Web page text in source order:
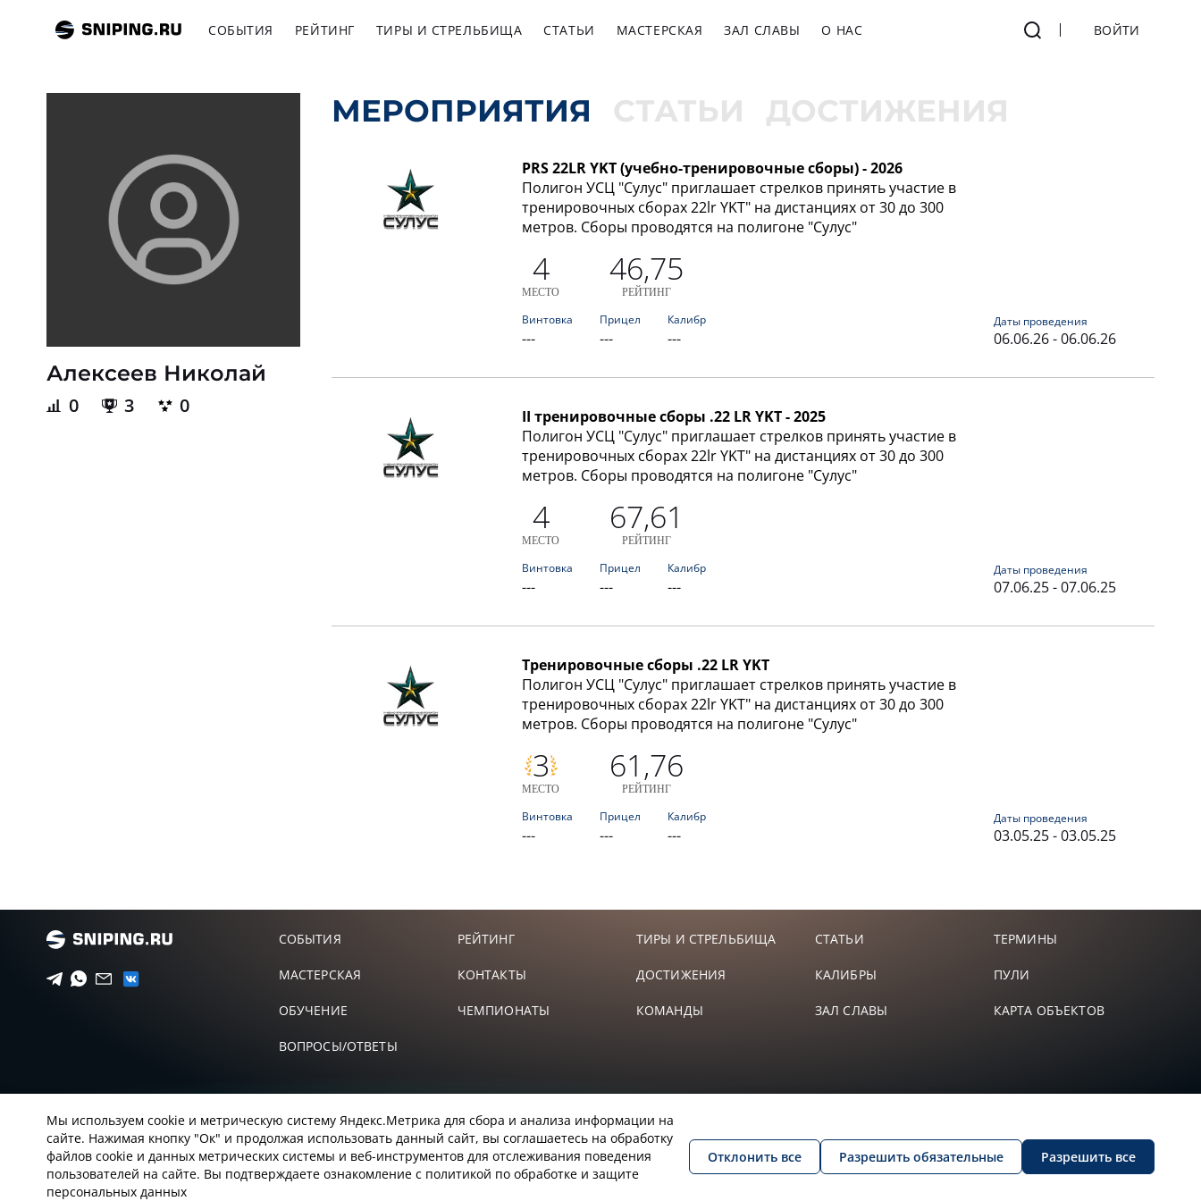
СОБЫТИЯ РЕЙТИНГ ТИРЫ И СТРЕЛЬБИЩА СТАТЬИ МАСТЕРСКАЯ ЗАЛ СЛАВЫ О НАС ВОЙТИ
Алексеев Николай
0 3 0
МЕРОПРИЯТИЯ СТАТЬИ ДОСТИЖЕНИЯ
PRS 22LR YKT (учебно-тренировочные сборы) - 2026
Полигон УСЦ "Сулус" приглашает стрелков принять участие в
тренировочных сборах 22lr YKT" на дистанциях от 30 до 300
метров. Сборы проводятся на полигоне "Сулус"
4
МЕСТО
46,75
РЕЙТИНГ
Винтовка
---
Прицел
---
Калибр
---
Даты проведения
06.06.26 - 06.06.26
II тренировочные сборы .22 LR YKT - 2025
Полигон УСЦ "Сулус" приглашает стрелков принять участие в
тренировочных сборах 22lr YKT" на дистанциях от 30 до 300
метров. Сборы проводятся на полигоне "Сулус"
4
МЕСТО
67,61
РЕЙТИНГ
Винтовка
---
Прицел
---
Калибр
---
Даты проведения
07.06.25 - 07.06.25
Тренировочные сборы .22 LR YKT
Полигон УСЦ "Сулус" приглашает стрелков принять участие в
тренировочных сборах 22lr YKT" на дистанциях от 30 до 300
метров. Сборы проводятся на полигоне "Сулус"
3
МЕСТО
61,76
РЕЙТИНГ
Винтовка
---
Прицел
---
Калибр
---
Даты проведения
03.05.25 - 03.05.25
СОБЫТИЯ РЕЙТИНГ ТИРЫ И СТРЕЛЬБИЩА СТАТЬИ ТЕРМИНЫ
МАСТЕРСКАЯ КОНТАКТЫ ДОСТИЖЕНИЯ КАЛИБРЫ ПУЛИ
ОБУЧЕНИЕ ЧЕМПИОНАТЫ КОМАНДЫ ЗАЛ СЛАВЫ КАРТА ОБЪЕКТОВ
ВОПРОСЫ/ОТВЕТЫ
Пользовательское соглашение с sniping.ru
Мы используем cookie и метрическую систему Яндекс.Метрика для сбора и анализа информации на
сайте. Нажимая кнопку "Ок" и продолжая использовать данный сайт, вы соглашаетесь на обработку
файлов cookie и данных метрических системы и веб-инструментов для отслеживания поведения
пользователей на сайте. Вы подтверждаете ознакомление с политикой по обработке и защите
персональных данных
Отклонить все Разрешить обязательные Разрешить все